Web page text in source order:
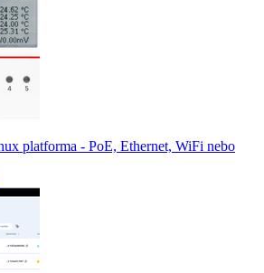
platforma - PoE, Ethernet, WiFi nebo